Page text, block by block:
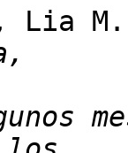
Lia